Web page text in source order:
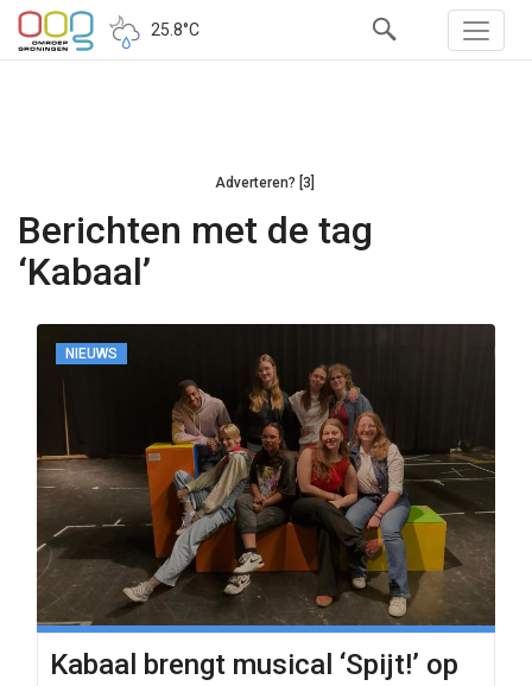
25.8°C
Adverteren? [3]
Berichten met de tag
‘Kabaal’
NIEUWS
Kabaal brengt musical ‘Spijt!’ op